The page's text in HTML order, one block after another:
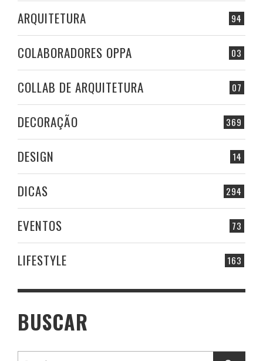
94
ARQUITETURA
03
COLABORADORES OPPA
07
COLLAB DE ARQUITETURA
369
DECORAÇÃO
14
DESIGN
294
DICAS
73
EVENTOS
163
LIFESTYLE
BUSCAR